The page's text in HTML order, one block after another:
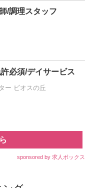
/調理スタッフ
必須/デイサービス
ー ビオスの丘
sponsored by 求人ボックス